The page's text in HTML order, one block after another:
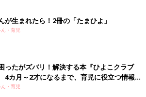
が生まれたら！2冊の「たまひよ」
・育児
ったがズバリ！解決する本『ひよこクラブ
カ月～2才になるまで、育児に役立つ情報が
！
・育児